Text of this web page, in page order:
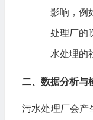
影响，例
处理厂的
水处理的
二、数据分析与
污水处理厂会产